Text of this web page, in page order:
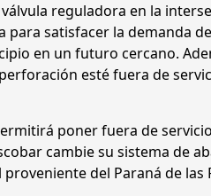
reguladora en la
satisfacer la demanda
en un futuro cercano.
esté fuera de
poner fuera de
cambie su sistema de
del Paraná de las